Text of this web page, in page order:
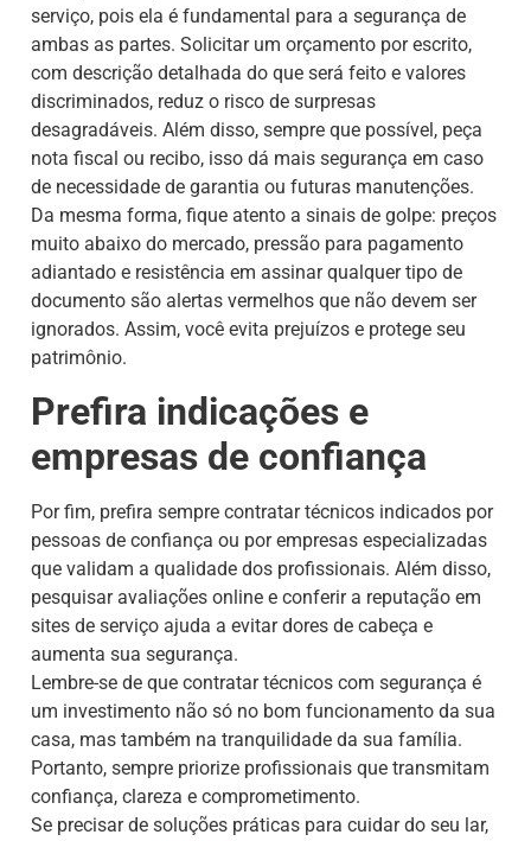
serviço, pois ela é fundamental para a segurança de
ambas as partes. Solicitar um orçamento por escrito,
com descrição detalhada do que será feito e valores
discriminados, reduz o risco de surpresas
desagradáveis. Além disso, sempre que possível, peça
nota fiscal ou recibo, isso dá mais segurança em caso
de necessidade de garantia ou futuras manutenções.
Da mesma forma, fique atento a sinais de golpe: preços
muito abaixo do mercado, pressão para pagamento
adiantado e resistência em assinar qualquer tipo de
documento são alertas vermelhos que não devem ser
ignorados. Assim, você evita prejuízos e protege seu
patrimônio.
Prefira indicações e
empresas de confiança
Por fim, prefira sempre contratar técnicos indicados por
pessoas de confiança ou por empresas especializadas
que validam a qualidade dos profissionais. Além disso,
pesquisar avaliações online e conferir a reputação em
sites de serviço ajuda a evitar dores de cabeça e
aumenta sua segurança.
Lembre-se de que contratar técnicos com segurança é
um investimento não só no bom funcionamento da sua
casa, mas também na tranquilidade da sua família.
Portanto, sempre priorize profissionais que transmitam
confiança, clareza e comprometimento.
Se precisar de soluções práticas para cuidar do seu lar,